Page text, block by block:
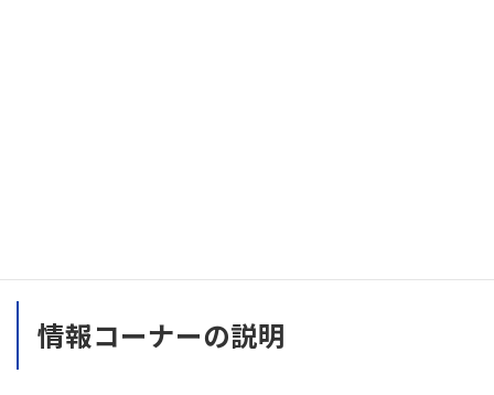
情報コーナーの説明